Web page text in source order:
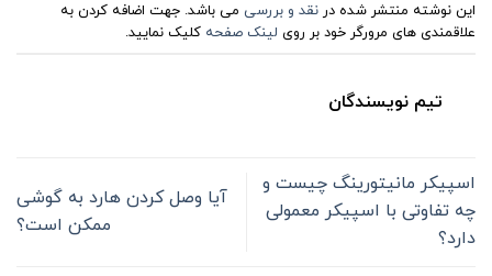
این نوشته منتشر شده در نقد و بررسی می باشد. جهت اضافه کردن به
علاقمندی های مرورگر خود بر روی لینک صفحه کلیک نمایید.
تیم نویسندگان
اسپیکر مانیتورینگ چیست و
چه تفاوتی با اسپیکر معمولی
دارد؟
آیا وصل کردن هارد به گوشی
ممکن است؟